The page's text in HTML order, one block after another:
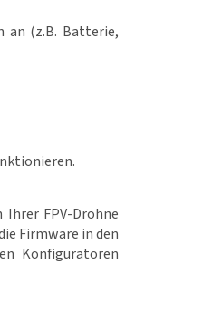
an (z.B. Batterie,
Ihrer FPV-Drohne
Firmware in den
Konfiguratoren